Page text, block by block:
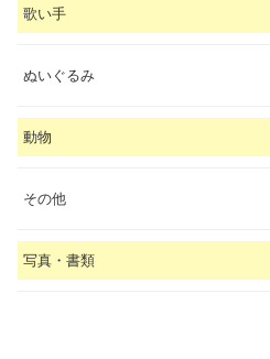
歌い手
ぬいぐるみ
動物
その他
写真・書類